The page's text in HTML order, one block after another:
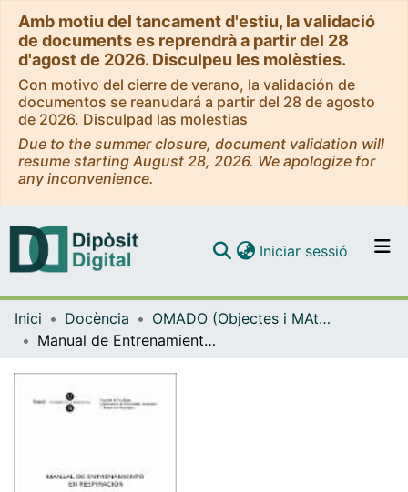
Amb motiu del tancament d'estiu, la validació
de documents es reprendrà a partir del 28
d'agost de 2026. Disculpeu les molèsties.
Con motivo del cierre de verano, la validación de
documentos se reanudará a partir del 28 de agosto
de 2026. Disculpad las molestias
Due to the summer closure, document validation will
resume starting August 28, 2026. We apologize for
any inconvenience.
Navega per tot el DD
Iniciar sessió (current)
Inici Docència
OMADO (Objectes i MAterials DOcents)
Manual de Entrenamiento en Respiración